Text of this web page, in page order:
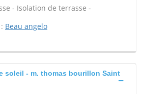
- Isolation de terrasse -
Beau angelo
soleil - m. thomas bourillon Saint